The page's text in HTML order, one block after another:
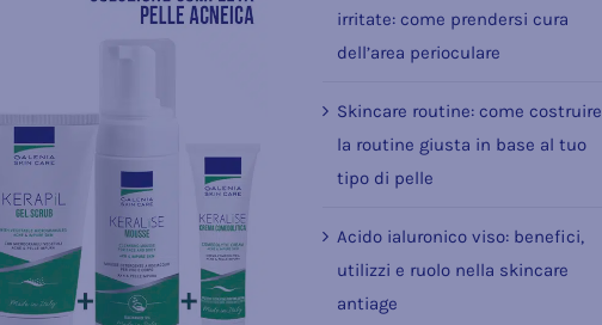
irritate: come prendersi cura
dell’area perioculare
Skincare routine: come costruire
la routine giusta in base al tuo
tipo di pelle
Acido ialuronico viso: benefici,
utilizzi e ruolo nella skincare
antiage